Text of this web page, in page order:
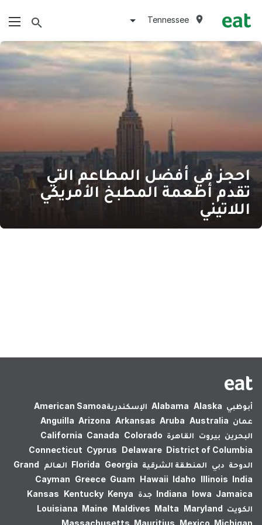
Tennessee
احجز في أفضل المطاعم التي
تقدم أطعمة المطبخ الأمريكي
اللاتيني
أبوظبي Alabama Alaska الإسكندرية‎American Samoa
عمان
Anguilla Arizona Arkansas Aruba Australia
البحرين بيروت القاهرة California Canada Colorado
Connecticut Cyprus Delaware District of Columbia
الدوحة دبي المنطقة الشرقية Florida Georgia العالم
Grand
Cayman Greece Guam Hawaii Idaho Illinois India
Indiana Iowa Jamaica جدة Kansas Kentucky Kenya
الكويت
Louisiana Maine Maldives Malta Maryland